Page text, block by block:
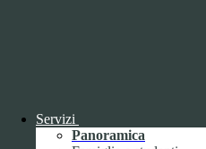
Servizi
Panoramica
Bandi di